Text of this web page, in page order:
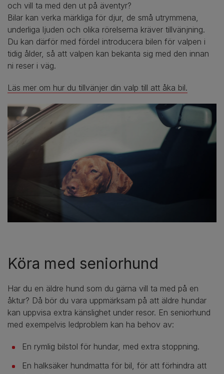
och vill ta med den ut på äventyr?
Bilar kan verka märkliga för djur, de små utrymmena,
underliga ljuden och olika rörelserna kräver tillvänjning.
Du kan därför med fördel introducera bilen för valpen i
tidig ålder, så att valpen kan bekanta sig med den innan
ni reser i väg.
Läs mer om hur du tillvänjer din valp till att åka bil.
Köra med seniorhund
Har du en äldre hund som du gärna vill ta med på en
åktur? Då bör du vara uppmärksam på att äldre hundar
kan uppvisa extra känslighet under resor. En seniorhund
med exempelvis ledproblem kan ha behov av:
En rymlig bilstol för hundar, med extra stoppning.
En halksäker hundmatta för bil, för att förhindra att